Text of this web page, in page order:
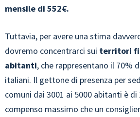
mensile di 552€.
Tuttavia, per avere una stima
dovremo concentrarci sui territori
abitanti, che rappresentano il 70%
italiani. Il gettone di presenza per
comuni dai 3001 ai 5000 abitanti è di
compenso massimo che un